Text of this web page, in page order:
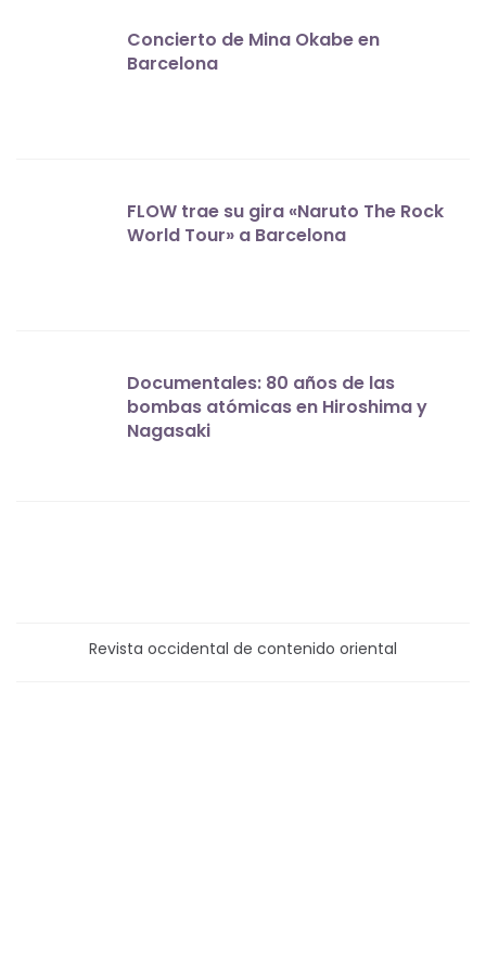
Concierto de Mina Okabe en
Barcelona
FLOW trae su gira «Naruto The Rock
World Tour» a Barcelona
Documentales: 80 años de las
bombas atómicas en Hiroshima y
Nagasaki
Revista occidental de contenido oriental